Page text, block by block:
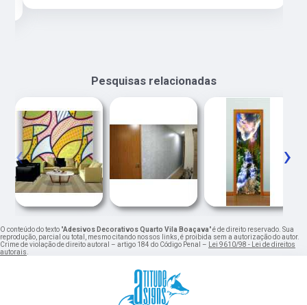
Pesquisas relacionadas
‹ ›
O conteúdo do texto "Adesivos Decorativos Quarto Vila Boaçava" é de direito reservado. Sua
reprodução, parcial ou total, mesmo citando nossos links, é proibida sem a autorização do autor.
Crime de violação de direito autoral – artigo 184 do Código Penal –
Lei 9610/98 - Lei de direitos
autorais